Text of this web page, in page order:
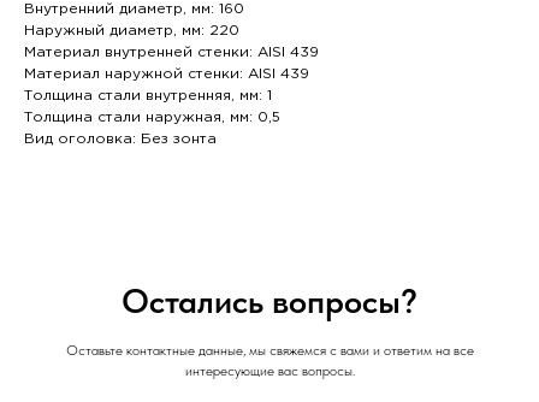
Внутренний диаметр, мм: 160
Наружный диаметр, мм: 220
Материал внутренней стенки: AISI 439
Материал наружной стенки: AISI 439
Толщина стали внутренняя, мм: 1
Толщина стали наружная, мм: 0,5
Вид оголовка: Без зонта
Остались вопросы?
Оставьте контактные данные, мы свяжемся с вами и ответим на все
интересующие вас вопросы.